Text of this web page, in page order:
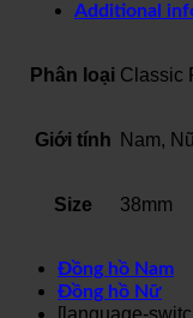
Additional
Phân loại Classic
Giới tính Nam,
Size 38mm
Đồng hồ Nam
Đồng hồ Nữ